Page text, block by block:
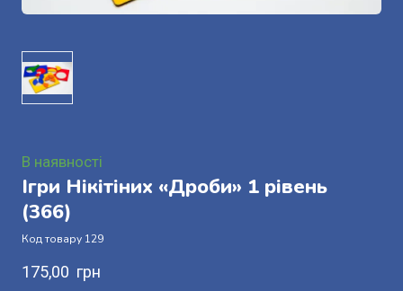
В наявності
Ігри Нікітіних «Дроби» 1 рівень
(366)
Код товару 129
175,00  грн